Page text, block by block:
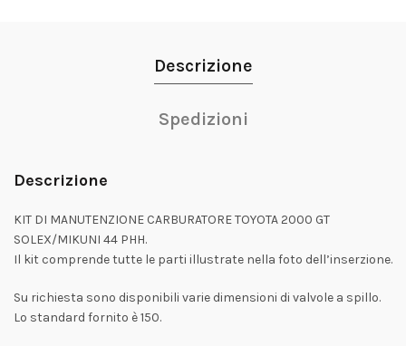
Descrizione
Spedizioni
Descrizione
KIT DI MANUTENZIONE CARBURATORE TOYOTA 2000 GT
SOLEX/MIKUNI 44 PHH.
Il kit comprende tutte le parti illustrate nella foto dell’inserzione.
Su richiesta sono disponibili varie dimensioni di valvole a spillo.
Lo standard fornito è 150.